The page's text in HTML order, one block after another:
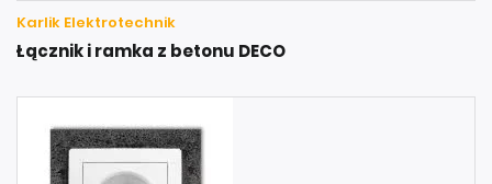
Karlik Elektrotechnik
Łącznik i ramka z betonu DECO